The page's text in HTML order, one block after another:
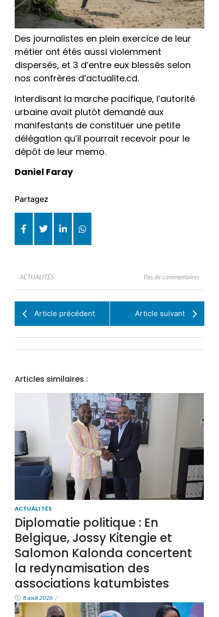
Des journalistes en plein exercice de leur
métier ont étés aussi violemment
dispersés, et 3 d’entre eux blessés selon
nos confrères d’actualite.cd.
Interdisant la marche pacifique, l’autorité
urbaine avait plutôt demandé aux
manifestants de constituer une petite
délégation qu’il pourrait recevoir pour le
dépôt de leur memo.
Daniel Faray
Partagez
ACTUALITÉS Pas de commentaires
Article précédent Article suivant
Articles similaires :
ACTUALITÉS
Diplomatie politique : En
Belgique, Jossy Kitengie et
Salomon Kalonda concertent
la redynamisation des
associations katumbistes
8 août 2026 /